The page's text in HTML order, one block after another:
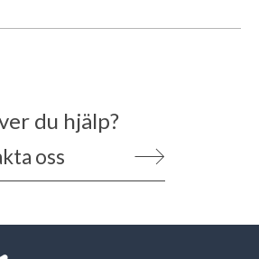
du hjälp?
oss